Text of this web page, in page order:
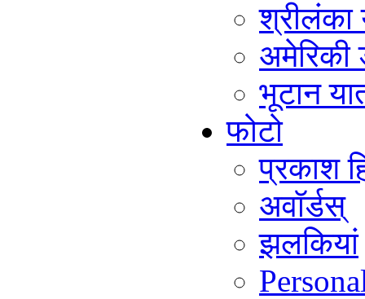
श्रीलंका
अमेरिकी
भूटान
फोटो
प्रकाश
अवॉर्डस्
झलकियां